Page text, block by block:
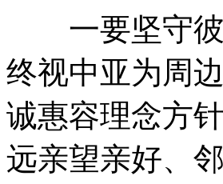
一要坚守彼
终视中亚为周
诚惠容理念方
远亲望亲好、